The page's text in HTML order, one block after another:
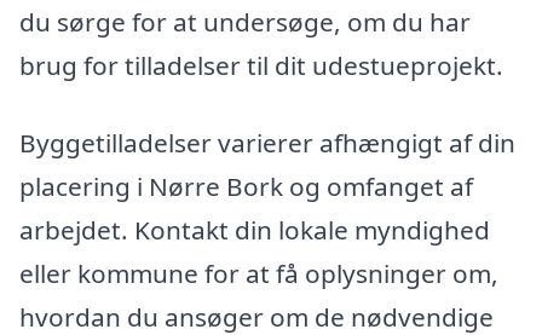
du sørge for at undersøge, om du har
brug for tilladelser til dit udestueprojekt.
Byggetilladelser varierer afhængigt af din
placering i Nørre Bork og omfanget af
arbejdet. Kontakt din lokale myndighed
eller kommune for at få oplysninger om,
hvordan du ansøger om de nødvendige